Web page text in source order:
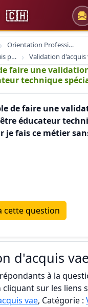
🇨🇭
Orientation Professionnelle
Validation d'acquis professionnel
faire une
technique
de faire une
éducateur
je fais ce métier
cette question
d'acquis vae
à la
cliquant sur les liens
vae, Catégorie :